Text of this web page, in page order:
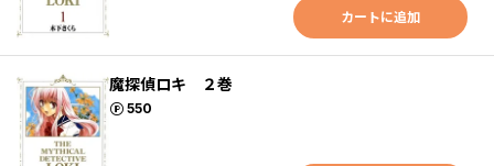
カートに追加
魔探偵ロキ ２巻
550
ポイント